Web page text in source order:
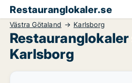
Restauranglokaler.se
Västra Götaland Karlsborg
Restauranglokaler
Karlsborg